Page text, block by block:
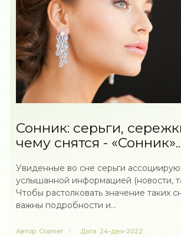
Сонник: серьги,
чему снятся - «Сонник»..
Увиденные во сне серьги
услышанной информацией (новости,
Чтобы растолковать значение таких
важны подробности и...
Автор Cramer Дата 24-дек-2022